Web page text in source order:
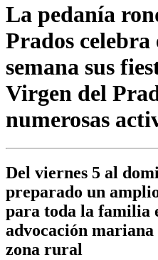
La pedanía
Prados celebra
semana sus
Virgen del
numerosas
Del viernes 5 al
preparado un
para toda la familia
advocación mariana
zona rural